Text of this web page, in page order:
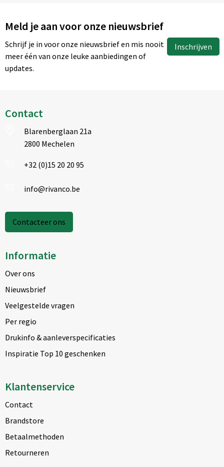
Meld je aan voor onze nieuwsbrief
Schrijf je in voor onze nieuwsbrief en mis nooit
meer één van onze leuke aanbiedingen of
updates.
Inschrijven
Contact
Blarenberglaan 21a
2800 Mechelen
+32 (0)15 20 20 95
info@rivanco.be
Contacteer ons
Informatie
Over ons
Nieuwsbrief
Veelgestelde vragen
Per regio
Drukinfo & aanleverspecificaties
Inspiratie Top 10 geschenken
Klantenservice
Contact
Brandstore
Betaalmethoden
Retourneren